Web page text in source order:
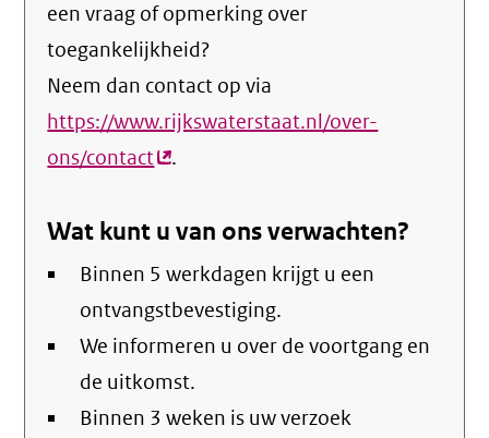
een vraag of opmerking over
toegankelijkheid?
Neem dan contact op via
https://www.rijkswaterstaat.nl/over-
ons/contact(externe
.
Wat kunt u van ons verwachten?
Binnen 5 werkdagen krijgt u een
ontvangstbevestiging.
We informeren u over de voortgang en
de uitkomst.
Binnen 3 weken is uw verzoek